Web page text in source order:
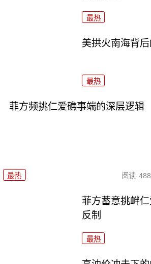
最热
美拱火南海背
最热
菲方频挑仁爱礁事端的深层逻辑
最热 阅读
菲方蓄意挑衅
反制
最热